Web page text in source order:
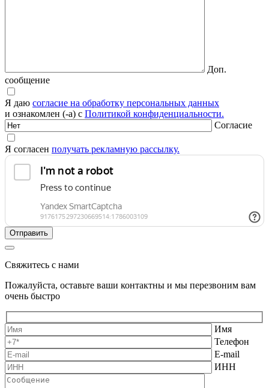
Доп.
сообщение
Я даю согласие на обработку персональных данных
и ознакомлен (-а) с Политикой конфиденциальности.
Согласие
Я согласен получать рекламную рассылку.
Свяжитесь с нами
Пожалуйста, оставьте ваши контактны и мы перезвоним вам
очень быстро
Имя
Телефон
E-mail
ИНН